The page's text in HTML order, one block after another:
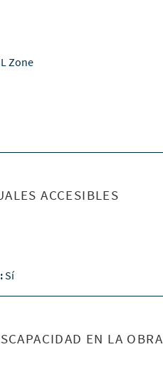
Zone
ACCESIBLES
Sí
EN LA OBRA